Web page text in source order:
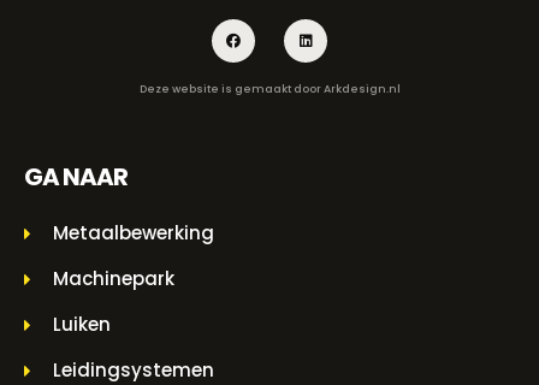
Deze website is gemaakt doorArkdesign.nl
GA NAAR
Metaalbewerking
Machinepark
Luiken
Leidingsystemen